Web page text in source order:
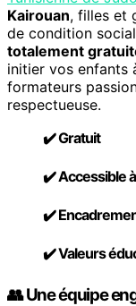
Kairouan, filles et
de condition
totalement
initier vos enfants
formateurs
respectueuse.
✔️Gratuit
✔️Accessible
✔️
✔️Valeurs
👥 Une équipe